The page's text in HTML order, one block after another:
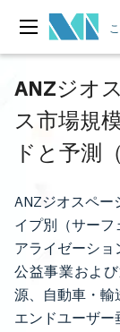
ANZジオ
ス市場規
ドと予測
ANZジオスペー
イプ別（サーフ
アライゼーショ
公益事業およ
源、自動車・輸
エンドユーザー